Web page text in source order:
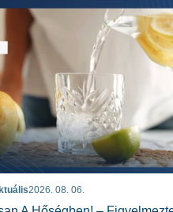
2026. 08. 06.